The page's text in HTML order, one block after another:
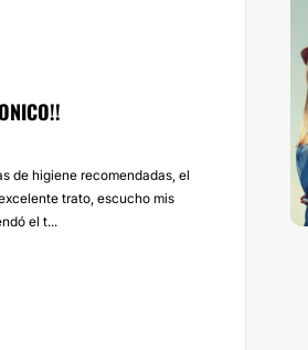
de higiene recomendadas, el
trato, escucho mis
el t...